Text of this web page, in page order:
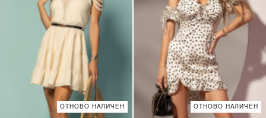
ОТНОВО НАЛИЧЕН ОТНОВО НАЛИЧЕН